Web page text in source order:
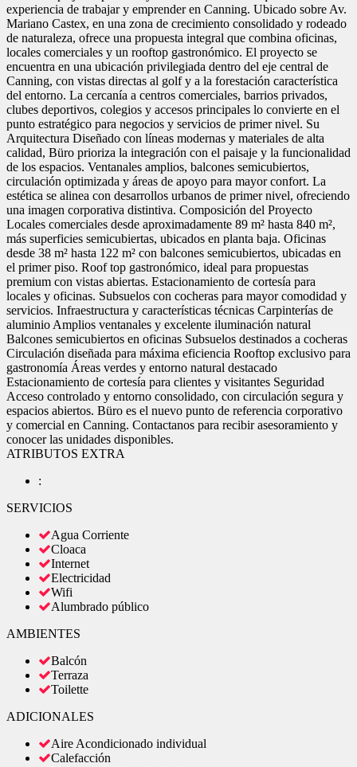
experiencia de trabajar y emprender en Canning. Ubicado sobre Av.
Mariano Castex, en una zona de crecimiento consolidado y rodeado
de naturaleza, ofrece una propuesta integral que combina oficinas,
locales comerciales y un rooftop gastronómico. El proyecto se
encuentra en una ubicación privilegiada dentro del eje central de
Canning, con vistas directas al golf y a la forestación característica
del entorno. La cercanía a centros comerciales, barrios privados,
clubes deportivos, colegios y accesos principales lo convierte en el
punto estratégico para negocios y servicios de primer nivel. Su
Arquitectura Diseñado con líneas modernas y materiales de alta
calidad, Büro prioriza la integración con el paisaje y la funcionalidad
de los espacios. Ventanales amplios, balcones semicubiertos,
circulación optimizada y áreas de apoyo para mayor confort. La
estética se alinea con desarrollos urbanos de primer nivel, ofreciendo
una imagen corporativa distintiva. Composición del Proyecto
Locales comerciales desde aproximadamente 89 m² hasta 840 m²,
más superficies semicubiertas, ubicados en planta baja. Oficinas
desde 38 m² hasta 122 m² con balcones semicubiertos, ubicadas en
el primer piso. Roof top gastronómico, ideal para propuestas
premium con vistas abiertas. Estacionamiento de cortesía para
locales y oficinas. Subsuelos con cocheras para mayor comodidad y
servicios. Infraestructura y características técnicas Carpinterías de
aluminio Amplios ventanales y excelente iluminación natural
Balcones semicubiertos en oficinas Subsuelos destinados a cocheras
Circulación diseñada para máxima eficiencia Rooftop exclusivo para
gastronomía Áreas verdes y entorno natural destacado
Estacionamiento de cortesía para clientes y visitantes Seguridad
Acceso controlado y entorno consolidado, con circulación segura y
espacios abiertos. Büro es el nuevo punto de referencia corporativo
y comercial en Canning. Contactanos para recibir asesoramiento y
conocer las unidades disponibles.
ATRIBUTOS EXTRA
:
SERVICIOS
Agua Corriente
Cloaca
Internet
Electricidad
Wifi
Alumbrado público
AMBIENTES
Balcón
Terraza
Toilette
ADICIONALES
Aire Acondicionado individual
Calefacción